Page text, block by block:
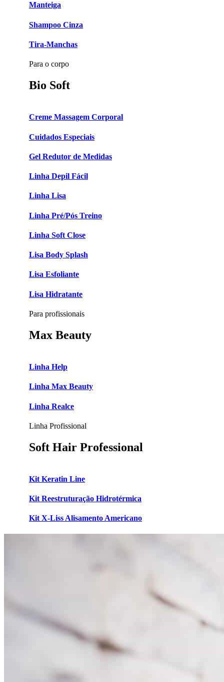
Manteiga
Shampoo Cinza
Tira-Manchas
Para o corpo
Bio Soft
Creme Massagem Corporal
Cuidados Especiais
Gel Redutor de Medidas
Linha Depil Fácil
Linha Lisa
Linha Pré/Pós Treino
Linha Soft Close
Lisa Body Splash
Lisa Esfoliante
Lisa Hidratante
Para profissionais
Max Beauty
Linha Help
Linha Max Beauty
Linha Realce
Linha Profissional
Soft Hair Professional
Kit Keratin Line
Kit Reestruturação Hidrotérmica
Kit X-Liss Alisamento Americano